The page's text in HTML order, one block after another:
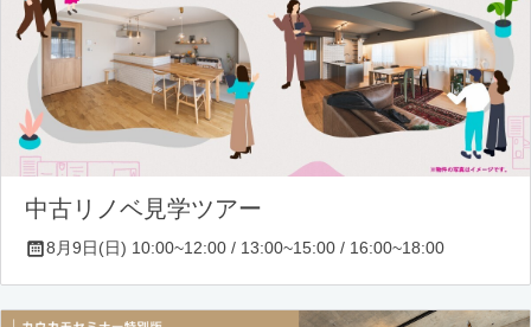
中古リノベ見学ツアー
8月9日(日) 10:00~12:00 / 13:00~15:00 / 16:00~18:00